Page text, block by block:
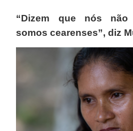
“Dizem que nós não
somos cearenses”, diz